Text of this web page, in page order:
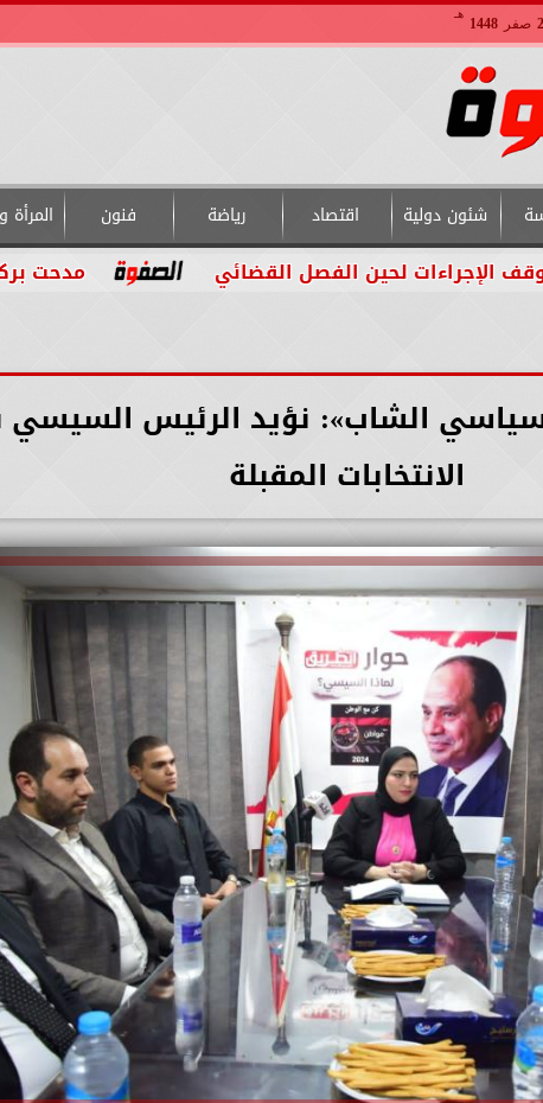
صفر 1448
هـ
شئون دولية اقتصاد رياضة فنون المرأة
مدحت بركات يكتب: من داخل الفصل القضائي
الشاب»: نؤيد الرئيس
الانتخابات المقبلة